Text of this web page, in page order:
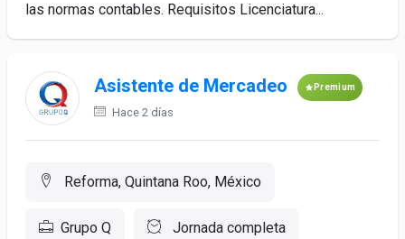
las normas contables. Requisitos Licenciatura...
Asistente de Mercadeo Premium
Hace 2 días
Reforma, Quintana Roo, México
Grupo Q Jornada completa